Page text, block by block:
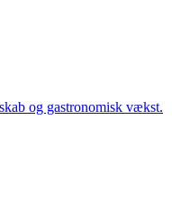
og gastronomisk vækst.